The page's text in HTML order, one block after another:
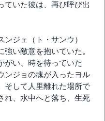
ていた彼は、再び呼び出
ジェ（ト・サンウ）
い敵意を抱いていた。
がい、時を待っていた
ンジョの魂が入ったヨル
そして人里離れた場所で
れ、水中へと落ち、生死